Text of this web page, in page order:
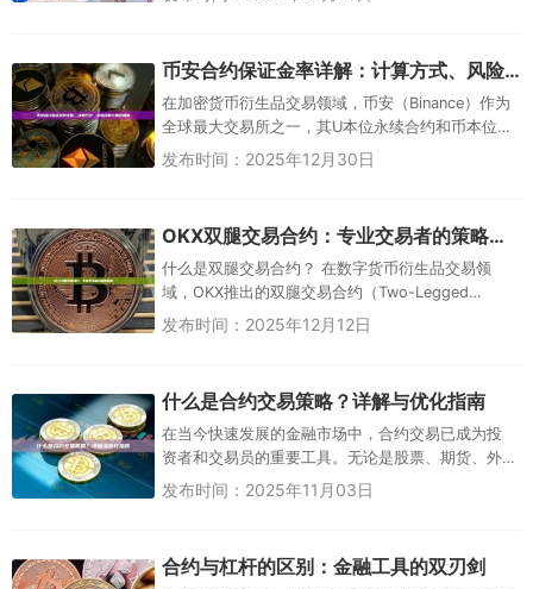
币安合约保证金率详解：计算方式、风险控制与爆仓机制
在加密货币衍生品交易领域，币安（Binance）作为
全球最大交易所之一，其U本位永续合约和币本位合
约深受高杠杆交易者青睐。其中，“保证金率”是决定
发布时间：2025年12月30日
OKX双腿交易合约：专业交易者的策略利器
什么是双腿交易合约？ 在数字货币衍生品交易领
域，OKX推出的双腿交易合约（Two-Legged
Trading Contract）...
发布时间：2025年12月12日
什么是合约交易策略？详解与优化指南
在当今快速发展的金融市场中，合约交易已成为投
资者和交易员的重要工具。无论是股票、期货、外
汇还是加密货币，合约交易都提供了杠杆效应和风
发布时间：2025年11月03日
合约与杠杆的区别：金融工具的双刃剑